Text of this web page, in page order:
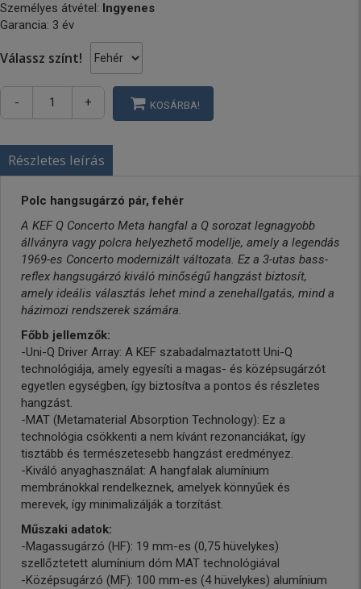
Személyes átvétel: Ingyenes
Garancia: 3 év
Válassz színt!
- + KOSÁRBA!
Részletes leírás
Polc hangsugárzó pár, fehér
A KEF Q Concerto Meta hangfal a Q sorozat legnagyobb
állványra vagy polcra helyezhető modellje, amely a legendás
1969-es Concerto modernizált változata. Ez a 3-utas bass-
reflex hangsugárzó kiváló minőségű hangzást biztosít,
amely ideális választás lehet mind a zenehallgatás, mind a
házimozi rendszerek számára.
Főbb jellemzők:
-Uni-Q Driver Array: A KEF szabadalmaztatott Uni-Q
technológiája, amely egyesíti a magas- és középsugárzót
egyetlen egységben, így biztosítva a pontos és részletes
hangzást.
-MAT (Metamaterial Absorption Technology): Ez a
technológia csökkenti a nem kívánt rezonanciákat, így
tisztább és természetesebb hangzást eredményez.
-Kiváló anyaghasználat: A hangfalak alumínium
membránokkal rendelkeznek, amelyek könnyűek és
merevek, így minimalizálják a torzítást.
Műszaki adatok:
-Magassugárzó (HF): 19 mm-es (0,75 hüvelykes)
szellőztetett alumínium dóm MAT technológiával
-Középsugárzó (MF): 100 mm-es (4 hüvelykes) alumínium